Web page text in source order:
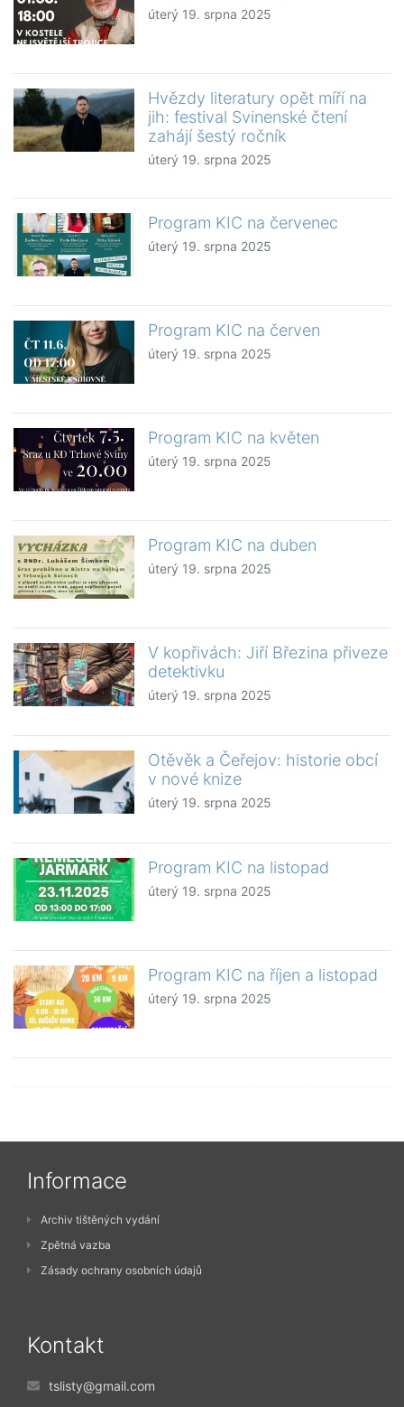
úterý 19. srpna 2025
Hvězdy literatury opět míří na
jih: festival Svinenské čtení
zahájí šestý ročník
úterý 19. srpna 2025
Program KIC na červenec
úterý 19. srpna 2025
Program KIC na červen
úterý 19. srpna 2025
Program KIC na květen
úterý 19. srpna 2025
Program KIC na duben
úterý 19. srpna 2025
V kopřivách: Jiří Březina přiveze
detektivku
úterý 19. srpna 2025
Otěvěk a Čeřejov: historie obcí
v nové knize
úterý 19. srpna 2025
Program KIC na listopad
úterý 19. srpna 2025
Program KIC na říjen a listopad
úterý 19. srpna 2025
Informace
Archiv tištěných vydání
Zpětná vazba
Zásady ochrany osobních údajů
Kontakt
tslisty@gmail.com